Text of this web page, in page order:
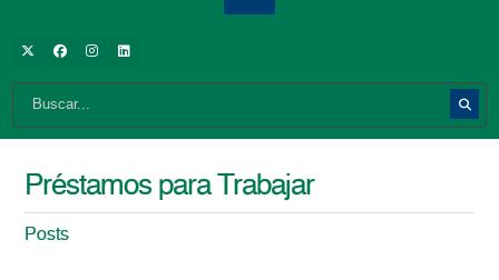
Préstamos para Trabajar
Posts